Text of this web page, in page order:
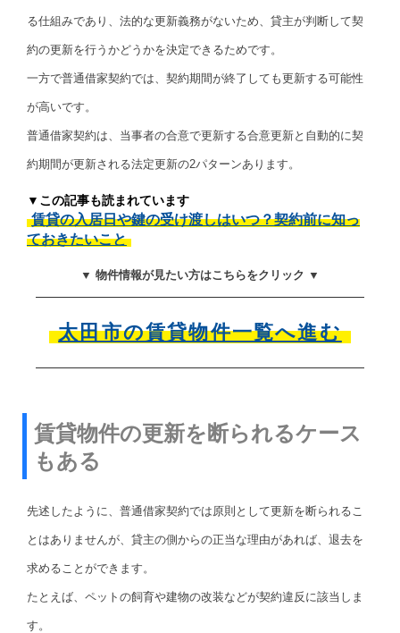
る仕組みであり、法的な更新義務がないため、貸主が判断して契
約の更新を行うかどうかを決定できるためです。
一方で普通借家契約では、契約期間が終了しても更新する可能性
が高いです。
普通借家契約は、当事者の合意で更新する合意更新と自動的に契
約期間が更新される法定更新の2パターンあります。
▼この記事も読まれています
賃貸の入居日や鍵の受け渡しはいつ？契約前に知っ
ておきたいこと
▼ 物件情報が見たい方はこちらをクリック ▼
太田市の賃貸物件一覧へ進む
賃貸物件の更新を断られるケース
もある
先述したように、普通借家契約では原則として更新を断られるこ
とはありませんが、貸主の側からの正当な理由があれば、退去を
求めることができます。
たとえば、ペットの飼育や建物の改装などが契約違反に該当しま
す。